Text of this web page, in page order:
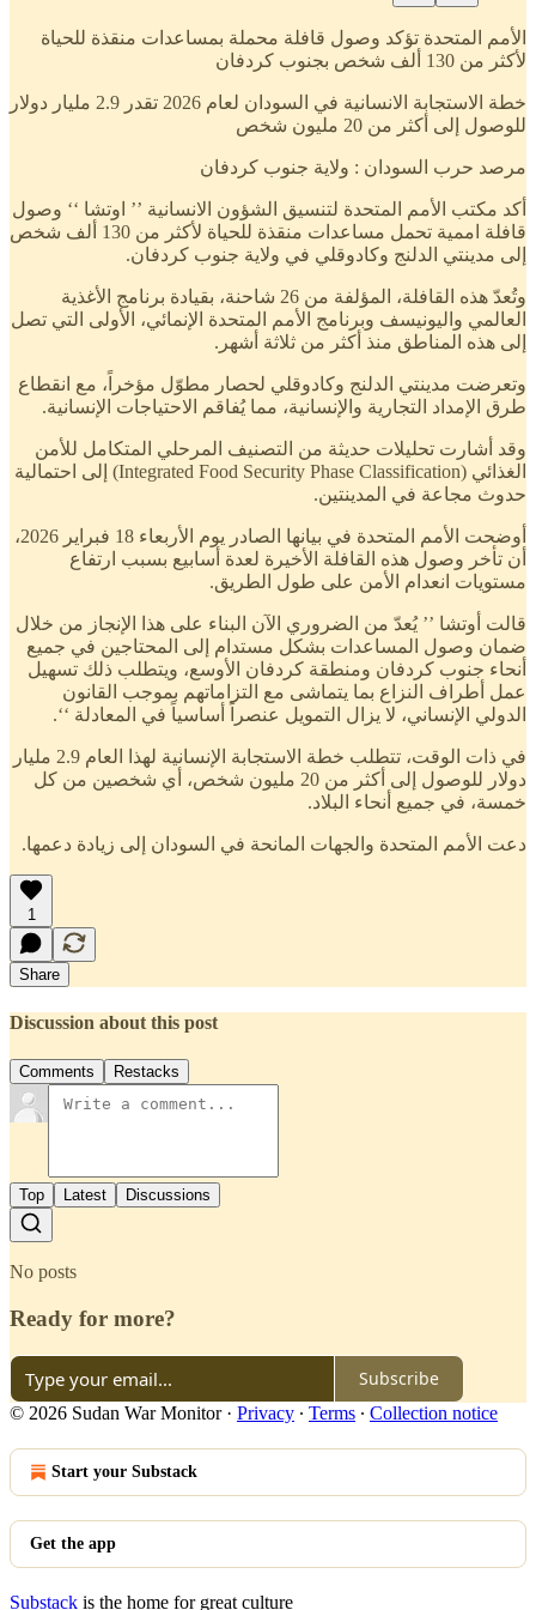
الأمم المتحدة تؤكد وصول قافلة محملة بمساعدات منقذة للحياة
لأكثر من 130 ألف شخص بجنوب كردفان
خطة الاستجابة الانسانية في السودان لعام 2026 تقدر 2.9 مليار دولار
للوصول إلى أكثر من 20 مليون شخص
مرصد حرب السودان : ولاية جنوب كردفان
أكد مكتب الأمم المتحدة لتنسيق الشؤون الانسانية ’’ اوتشا ‘‘ وصول
قافلة اممية تحمل مساعدات منقذة للحياة لأكثر من 130 ألف شخص
إلى مدينتي الدلنج وكادوقلي في ولاية جنوب كردفان.
وتُعدّ هذه القافلة، المؤلفة من 26 شاحنة، بقيادة برنامج الأغذية
العالمي واليونيسف وبرنامج الأمم المتحدة الإنمائي، الأولى التي تصل
إلى هذه المناطق منذ أكثر من ثلاثة أشهر.
وتعرضت مدينتي الدلنج وكادوقلي لحصار مطوّل مؤخراً، مع انقطاع
طرق الإمداد التجارية والإنسانية، مما يُفاقم الاحتياجات الإنسانية.
وقد أشارت تحليلات حديثة من التصنيف المرحلي المتكامل للأمن
الغذائي (Integrated Food Security Phase Classification) إلى احتمالية
حدوث مجاعة في المدينتين.
أوضحت الأمم المتحدة في بيانها الصادر يوم الأربعاء 18 فبراير 2026،
أن تأخر وصول هذه القافلة الأخيرة لعدة أسابيع بسبب ارتفاع
مستويات انعدام الأمن على طول الطريق.
قالت أوتشا ’’ يُعدّ من الضروري الآن البناء على هذا الإنجاز من خلال
ضمان وصول المساعدات بشكل مستدام إلى المحتاجين في جميع
أنحاء جنوب كردفان ومنطقة كردفان الأوسع، ويتطلب ذلك تسهيل
عمل أطراف النزاع بما يتماشى مع التزاماتهم بموجب القانون
الدولي الإنساني، لا يزال التمويل عنصراً أساسياً في المعادلة ‘‘.
في ذات الوقت، تتطلب خطة الاستجابة الإنسانية لهذا العام 2.9 مليار
دولار للوصول إلى أكثر من 20 مليون شخص، أي شخصين من كل
خمسة، في جميع أنحاء البلاد.
دعت الأمم المتحدة والجهات المانحة في السودان إلى زيادة دعمها.
1
Share
Discussion about this post
Comments Restacks
Top Latest Discussions
No posts
Ready for more?
Subscribe
© 2026 Sudan War Monitor· Privacy ∙ Terms ∙ Collection notice
Start your Substack
Get the app
Substack is the home for great culture